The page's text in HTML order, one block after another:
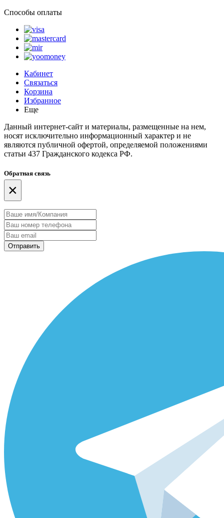
Способы оплаты
Кабинет
Связаться
Корзина
Избранное
Еще
Данный интернет-сайт и материалы, размещенные на нем,
носят исключительно информационный характер и не
являются публичной офертой, определяемой положениями
статьи 437 Гражданского кодекса РФ.
Обратная связь
×
Отправить